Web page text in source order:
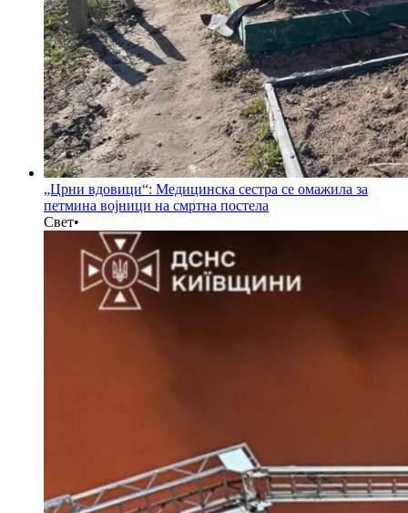
„Црни вдовици“: Медицинска сестра се омажила за
петмина војници на смртна постела
Свет•